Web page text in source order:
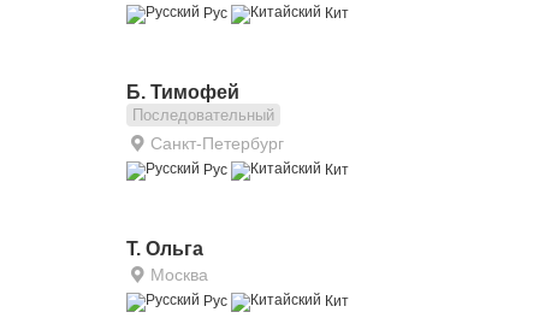
Рус Кит
Б. Тимофей
Последовательный
Санкт-Петербург
Рус Кит
Т. Ольга
Москва
Рус Кит